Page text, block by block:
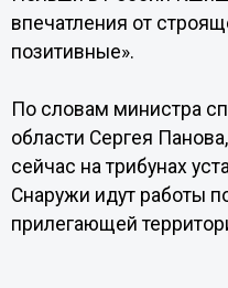
впечатления от
позитивные».
По словам министра
области Сергея
сейчас на трибунах
Снаружи идут работы
прилегающей